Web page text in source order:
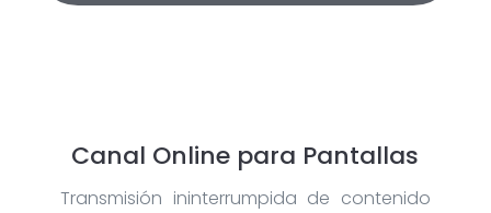
Canal Online para Pantallas
Transmisión ininterrumpida de contenido